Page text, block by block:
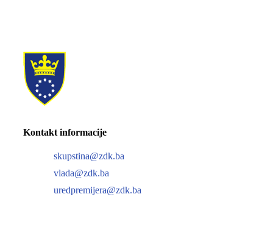
Kontakt informacije
skupstina@zdk.ba
vlada@zdk.ba
uredpremijera@zdk.ba